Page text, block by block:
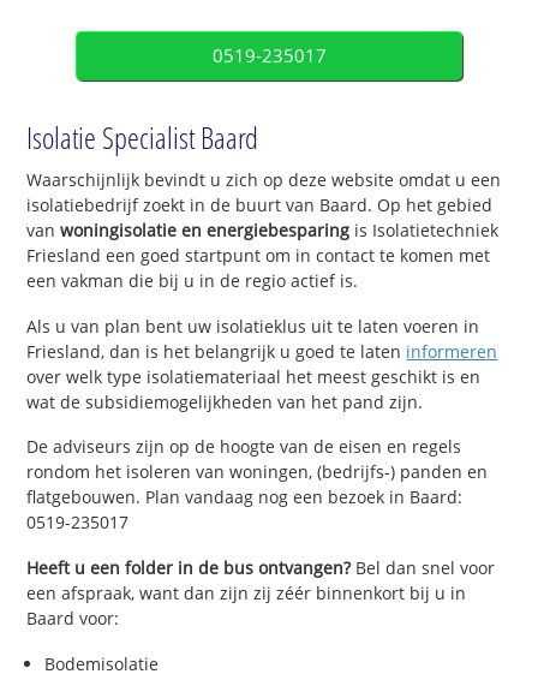
0519-235017
Isolatie Specialist Baard
Waarschijnlijk bevindt u zich op deze website omdat u een
isolatiebedrijf zoekt in de buurt van Baard. Op het gebied
vanwoningisolatie en energiebesparing is Isolatietechniek
Friesland een goed startpunt om in contact te komen met
een vakman die bij u in de regio actief is.
Als u van plan bent uw isolatieklus uit te laten voeren in
Friesland, dan is het belangrijk u goed te laten informeren
over welk type isolatiemateriaal het meest geschikt is en
wat de subsidiemogelijkheden van het pand zijn.
De adviseurs zijn op de hoogte van de eisen en regels
rondom het isoleren van woningen, (bedrijfs-) panden en
flatgebouwen. Plan vandaag nog een bezoek in Baard:
0519-235017
Heeft u een folder in de bus ontvangen?Bel dan snel voor
een afspraak, want dan zijn zij zéér binnenkort bij u in
Baard voor:
Bodemisolatie